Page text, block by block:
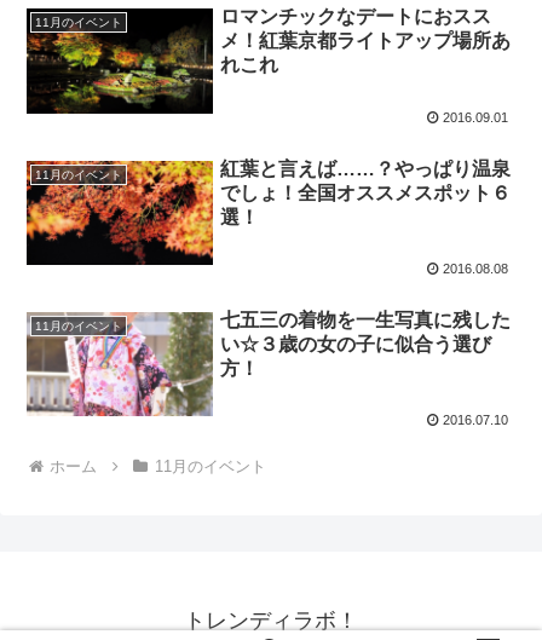
11月のイベント
ロマンチックなデートにおスス
メ！紅葉京都ライトアップ場所あ
れこれ
2016.09.01
11月のイベント
紅葉と言えば……？やっぱり温泉
でしょ！全国オススメスポット６
選！
2016.08.08
11月のイベント
七五三の着物を一生写真に残した
い☆３歳の女の子に似合う選び
方！
2016.07.10
ホーム 11月のイベント
トレンディラボ！